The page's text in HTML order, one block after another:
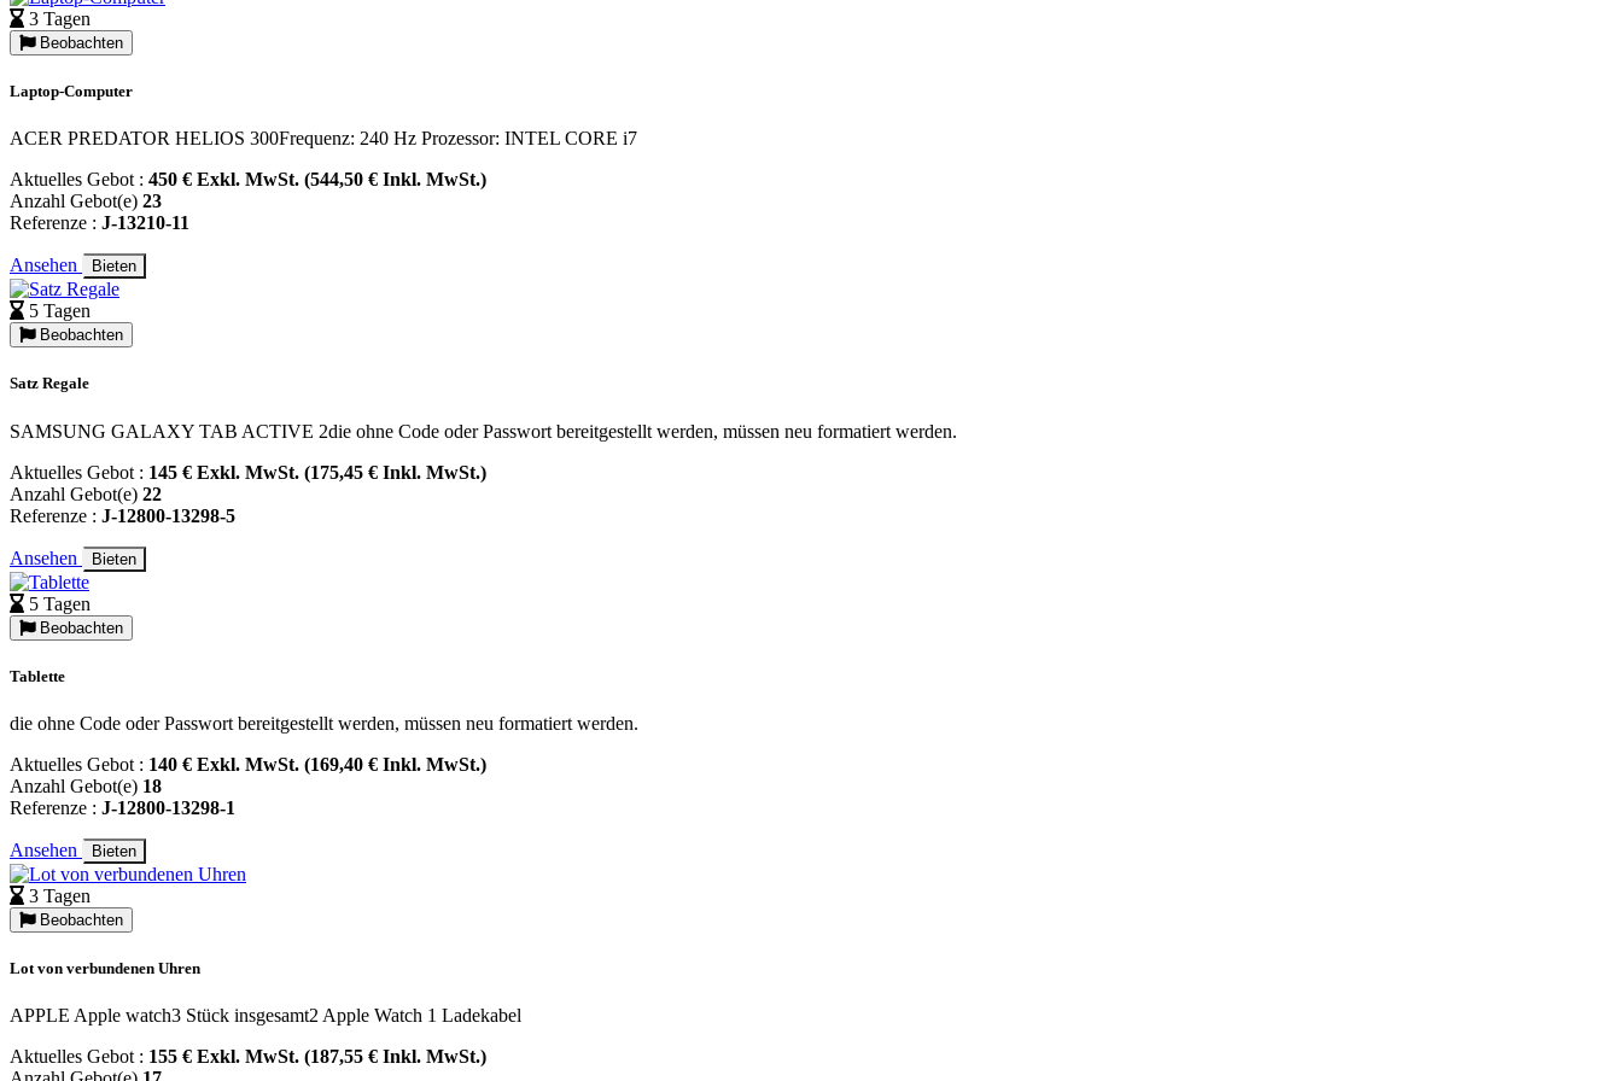
3 Tagen
Beobachten
Laptop-Computer
ACER PREDATOR HELIOS 300Frequenz: 240 Hz Prozessor: INTEL CORE i7
Aktuelles Gebot : 450 € Exkl. MwSt. (544,50 € Inkl. MwSt.)
Anzahl Gebot(e) 23
Referenze : J-13210-11
Ansehen Bieten
5 Tagen
Beobachten
Satz Regale
SAMSUNG GALAXY TAB ACTIVE 2die ohne Code oder Passwort bereitgestellt werden, müssen neu formatiert werden.
Aktuelles Gebot : 145 € Exkl. MwSt. (175,45 € Inkl. MwSt.)
Anzahl Gebot(e) 22
Referenze : J-12800-13298-5
Ansehen Bieten
5 Tagen
Beobachten
Tablette
die ohne Code oder Passwort bereitgestellt werden, müssen neu formatiert werden.
Aktuelles Gebot : 140 € Exkl. MwSt. (169,40 € Inkl. MwSt.)
Anzahl Gebot(e) 18
Referenze : J-12800-13298-1
Ansehen Bieten
3 Tagen
Beobachten
Lot von verbundenen Uhren
APPLE Apple watch3 Stück insgesamt2 Apple Watch 1 Ladekabel
Aktuelles Gebot : 155 € Exkl. MwSt. (187,55 € Inkl. MwSt.)